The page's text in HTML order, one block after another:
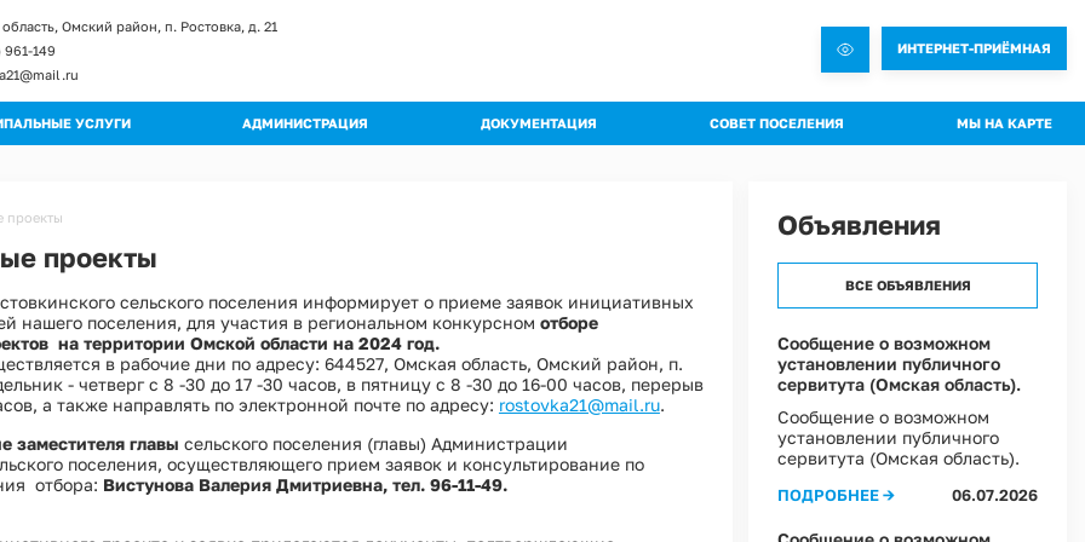
Омский район, п. Ростовка, д. 21
961-149
ИНТЕРНЕТ-ПРИЁМНАЯ
УСЛУГИ
схемы
АДМИНИСТРАЦИЯ
Кадровое обеспечение
Квалификационные требования
Порядок поступления на МС
Вакантные должности
Контактная информация
Перечень мероприятий по улучшению условий охраны труда в Администрации Ростовкинского сельского поселения
Обращения граждан
ДОКУМЕНТАЦИЯ
Публичные слушания
Муниципальное имущество
Муниципальный контроль
Программы профилактики рисков
Оценка эффективности муниципальных программ
Устав
СОВЕТ ПОСЕЛЕНИЯ
Проекты Решений совета
Решения Совета
Информация о текущей деятельности Совета
МЫ НА КАРТЕ
проекты
проекты
сельского поселения информирует о приеме заявок инициативных
нашего поселения, для участия в региональном конкурсном отборе
на территории Омской области на 2024 год.
в рабочие дни по адресу: 644527, Омская область, Омский район, п.
- четверг с 8 -30 до 17 -30 часов, в пятницу с 8 -30 до 16-00 часов, перерыв
а также направлять по электронной почте по адресу: rostovka21@mail.ru.
заместителя главы сельского поселения (главы) Администрации
поселения, осуществляющего прием заявок и консультирование по
отбора: Вистунова Валерия Дмитриевна, тел. 96-11-49.
Объявления
ВСЕ ОБЪЯВЛЕНИЯ
Сообщение о возможном
установлении публичного
сервитута (Омская область).
Сообщение о возможном
установлении публичного
сервитута (Омская область).
ПОДРОБНЕЕ → 06.07.2026